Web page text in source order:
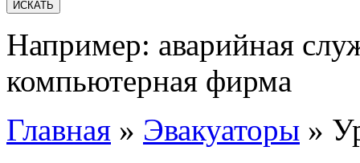
Например: аварийная
компьютерная фирма
Главная » Эвакуаторы »